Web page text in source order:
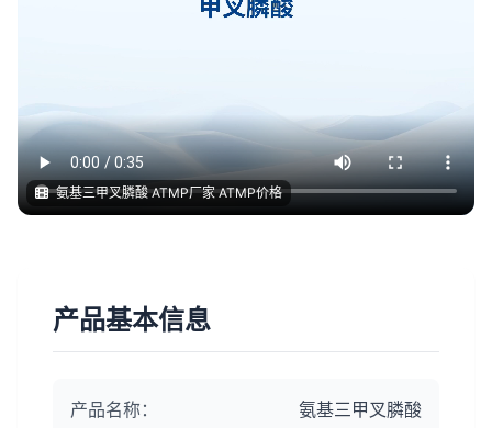
氨基三甲叉膦酸 ATMP厂家 ATMP价格
产品基本信息
产品名称：
氨基三甲叉膦酸